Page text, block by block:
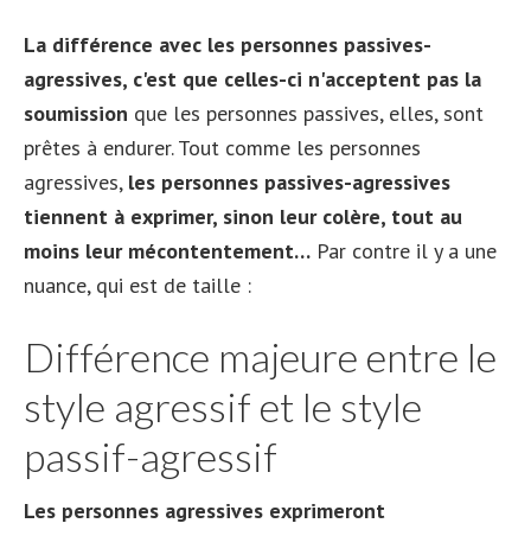
La différence avec les personnes passives-
agressives, c'est que celles-ci n'acceptent pas la
soumission que les personnes passives, elles, sont
prêtes à endurer. Tout comme les personnes
agressives, les personnes passives-agressives
tiennent à exprimer, sinon leur colère, tout au
moins leur mécontentement… Par contre il y a une
nuance, qui est de taille :
Différence majeure entre le
style agressif et le style
passif-agressif
Les personnes agressives exprimeront